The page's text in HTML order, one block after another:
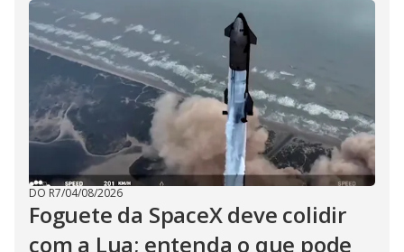
DO R7/04/08/2026
Foguete da SpaceX deve colidir
com a Lua; entenda o que pode